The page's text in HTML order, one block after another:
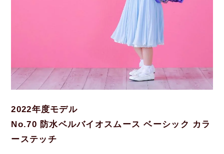
2022年度モデル
No.70 防水ベルバイオスムース ベーシック カラ
ーステッチ